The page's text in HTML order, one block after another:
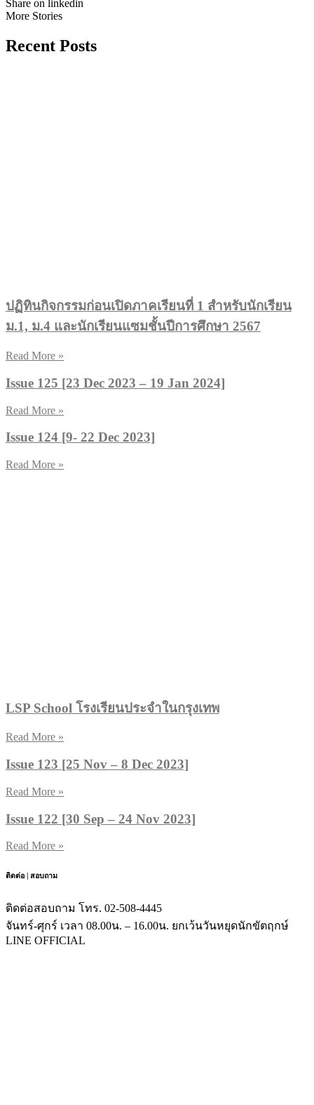
Share on linkedin
More Stories
Recent Posts
ปฏิทินกิจกรรมก่อนเปิดภาคเรียนที่ 1 สำหรับนักเรียน
ม.1, ม.4 และนักเรียนแซมชั้นปีการศึกษา 2567
Read More »
Issue 125 [23 Dec 2023 – 19 Jan 2024]
Read More »
Issue 124 [9- 22 Dec 2023]
Read More »
LSP School โรงเรียนประจำในกรุงเทพ
Read More »
Issue 123 [25 Nov – 8 Dec 2023]
Read More »
Issue 122 [30 Sep – 24 Nov 2023]
Read More »
ติดต่อ | สอบถาม
ติดต่อสอบถาม โทร. 02-508-4445
จันทร์-ศุกร์ เวลา 08.00น. – 16.00น. ยกเว้นวันหยุดนักขัตฤกษ์
LINE OFFICIAL